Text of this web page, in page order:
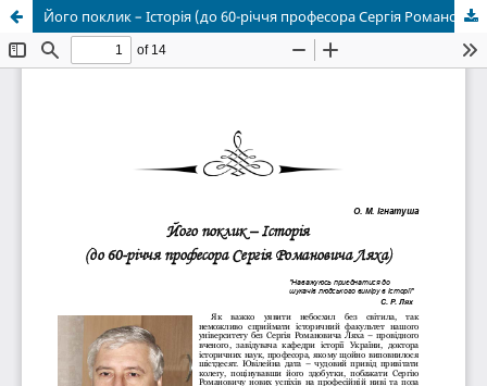
Його поклик – Історія (до 60-річчя професора Сергія Романовича Ляха)